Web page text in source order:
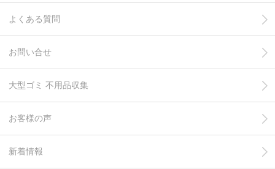
よくある質問
お問い合せ
大型ゴミ 不用品収集
お客様の声
新着情報